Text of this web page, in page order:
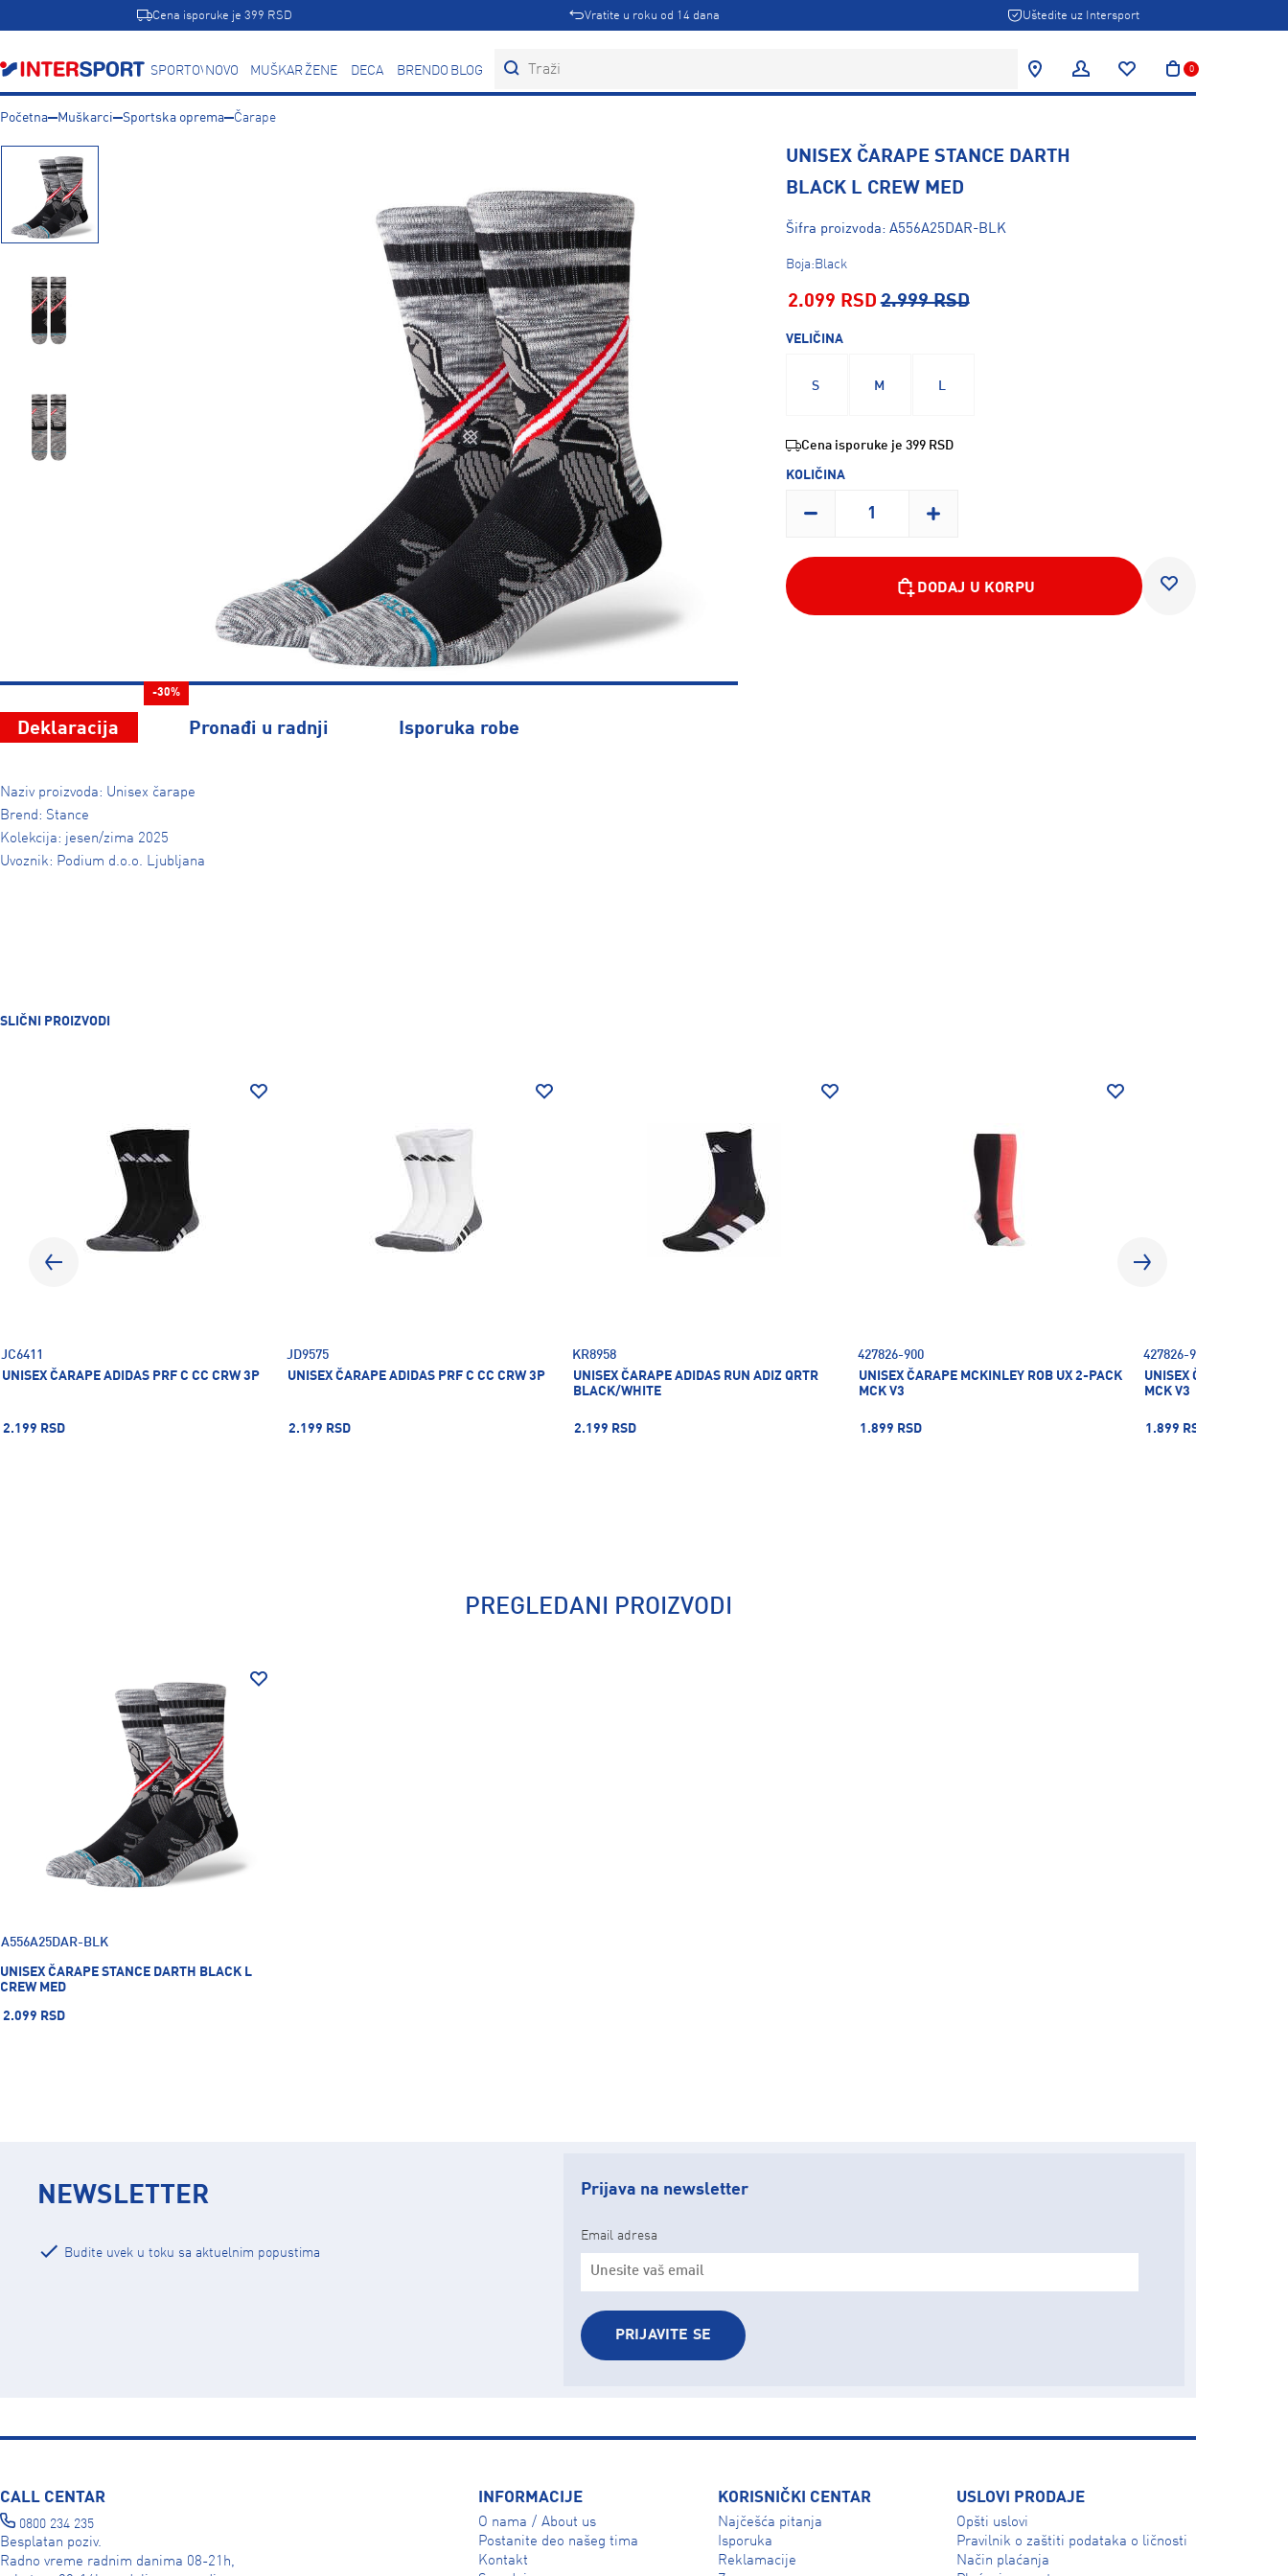
Cena isporuke je 399 RSD Vratite u roku od 14 dana Uštedite uz Intersport
SPORTOVINOVO MUŠKARCIŽENE DECA BRENDOVIBLOG 0
Početna Muškarci Sportska oprema Čarape
-30%
Deklaracija Pronađi u radnji Isporuka robe
Naziv proizvoda: Unisex čarape
Brend: Stance
Kolekcija: jesen/zima 2025
Uvoznik: Podium d.o.o. Ljubljana
UNISEX ČARAPE STANCE DARTH
BLACK L CREW MED
Šifra proizvoda: A556A25DAR-BLK
Boja:Black
2.099 RSD 2.999 RSD
VELIČINA
S M
Cena isporuke je 399 RSD
KOLIČINA
DODAJ U KORPU
SLIČNI PROIZVODI
JC6411
UNISEX ČARAPE ADIDAS PRF C CC CRW 3P
2.199 RSD
JD9575
UNISEX ČARAPE ADIDAS PRF C CC CRW 3P
2.199 RSD
KR8958
UNISEX ČARAPE ADIDAS RUN ADIZ QRTR
BLACK/WHITE
2.199 RSD
427826-900
UNISEX ČARAPE MCKINLEY ROB UX 2-PACK
MCK V3
1.899 RSD
427826-902
UNISEX ČARAPE
MCK V3
1.899 RSD
PREGLEDANI PROIZVODI
A556A25DAR-BLK
UNISEX ČARAPE STANCE DARTH BLACK L
CREW MED
2.099 RSD
NEWSLETTER
Budite uvek u toku sa aktuelnim popustima
Prijava na newsletter
Email adresa
PRIJAVITE SE
CALL CENTAR
0800 234 235
Besplatan poziv.
Radno vreme radnim danima 08-21h,
INFORMACIJE
O nama / About us
Postanite deo našeg tima
Kontakt
KORISNIČKI CENTAR
Najčešća pitanja
Isporuka
Reklamacije
USLOVI PRODAJE
Opšti uslovi
Pravilnik o zaštiti podataka o ličnosti
Način plaćanja